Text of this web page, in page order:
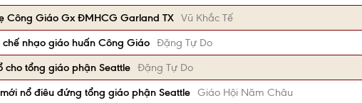
Công Giáo Gx ĐMHCG Garland TX Vũ Khắc Tế
chế nhạo giáo huấn Công Giáo Đặng Tự Do
tổng giáo phận Seattle Đặng Tự Do
nổ điêu đứng tổng giáo phận Seattle Giáo Hội Năm Châu